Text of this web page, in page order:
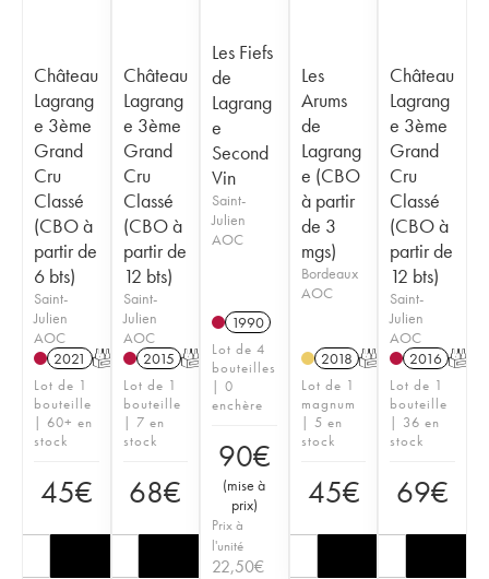
Château
Lagrang
e 3ème
Grand
Cru
Classé
(CBO à
partir de
6 bts)
Saint-
Julien
AOC
2021 T
Lot de 1
bouteille
| 60+ en
stock
45€
Château
Lagrang
e 3ème
Grand
Cru
Classé
(CBO à
partir de
12 bts)
Saint-
Julien
AOC
2015 T
Lot de 1
bouteille
| 7 en
stock
68€
Les Fiefs
de
Lagrang
e
Second
Vin
Saint-
Julien
AOC
1990
Lot de 4
bouteilles
| 0
enchère
90€
(mise à
prix)
Prix à
l'unité
22,50€
Les
Arums
de
Lagrang
e (CBO
à partir
de 3
mgs)
Bordeaux
AOC
2018 T
Lot de 1
magnum
| 5 en
stock
45€
Château
Lagrang
e 3ème
Grand
Cru
Classé
(CBO à
partir de
12 bts)
Saint-
Julien
AOC
2016 T
Lot de 1
bouteille
| 36 en
stock
69€